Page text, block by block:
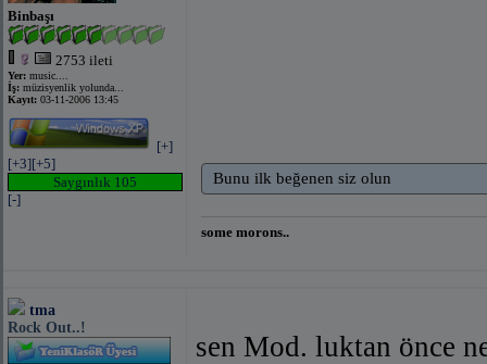
Binbaşı
2753 ileti
Yer: music....
İş: müzisyenlik yolunda...
Kayıt: 03-11-2006 13:45
[+]
[+3][+5]
Saygınlık 105
[-]
Bunu ilk beğenen siz olun
some morons..
tma
Rock Out..!
sen Mod. luktan önce